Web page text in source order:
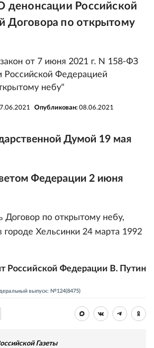
денонсации Российской
Договора по открытому
от 7 июня 2021 г. N 158-ФЗ
Российской Федерацией
небу"
Опубликован: 08.06.2021
Думой 19 мая
Федерации 2 июня
Договор по открытому небу,
городе Хельсинки 24 марта 1992
Российской Федерации В. Путин
выпуск: №124(8475)
Газеты